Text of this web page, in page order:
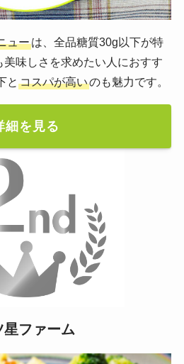
ューは、全品糖質30g以下が特
味しさを求めたい人におすす
と コスパが高いのも魅力です。
細を見る
星ファーム